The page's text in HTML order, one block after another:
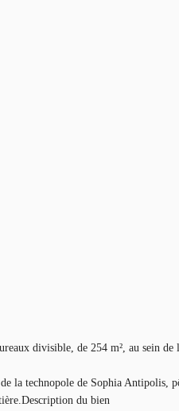
divisible, de 254 m², au sein
la technopole de Sophia
du bien